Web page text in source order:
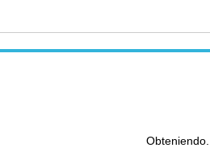
Obteniendo...